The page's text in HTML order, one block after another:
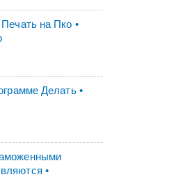
на Пко •
Делать •
•